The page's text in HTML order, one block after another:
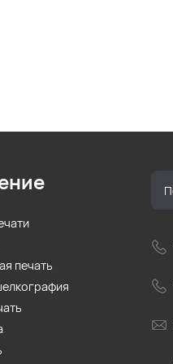
печать